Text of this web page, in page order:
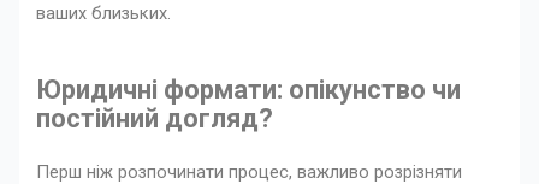
ваших близьких.
Юридичні формати: опікунство чи
постійний догляд?
Перш ніж розпочинати процес, важливо розрізняти